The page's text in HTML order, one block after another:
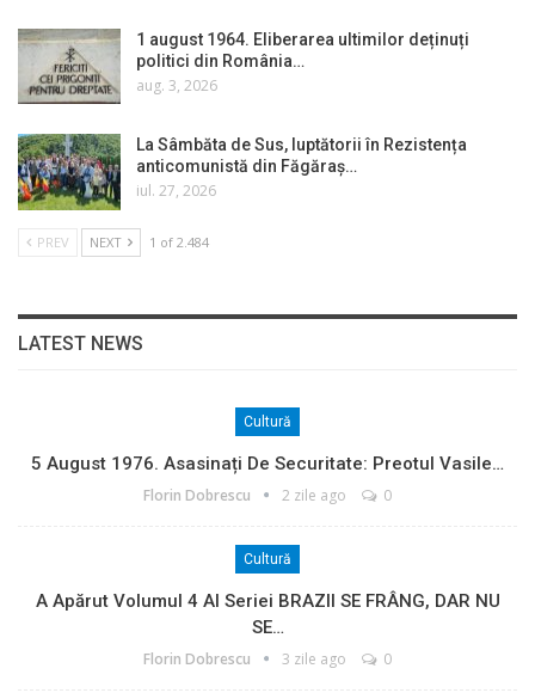
1 august 1964. Eliberarea ultimilor deținuți
politici din România…
aug. 3, 2026
La Sâmbăta de Sus, luptătorii în Rezistența
anticomunistă din Făgăraș…
iul. 27, 2026
PREV NEXT 1 of 2.484
LATEST NEWS
Cultură
5 August 1976. Asasinați De Securitate: Preotul Vasile…
Florin Dobrescu 2 zile ago 0
Cultură
A Apărut Volumul 4 Al Seriei BRAZII SE FRÂNG, DAR NU
SE…
Florin Dobrescu 3 zile ago 0